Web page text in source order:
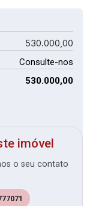
530.000,00
Consulte-nos
530.000,00
imóvel
o seu contato